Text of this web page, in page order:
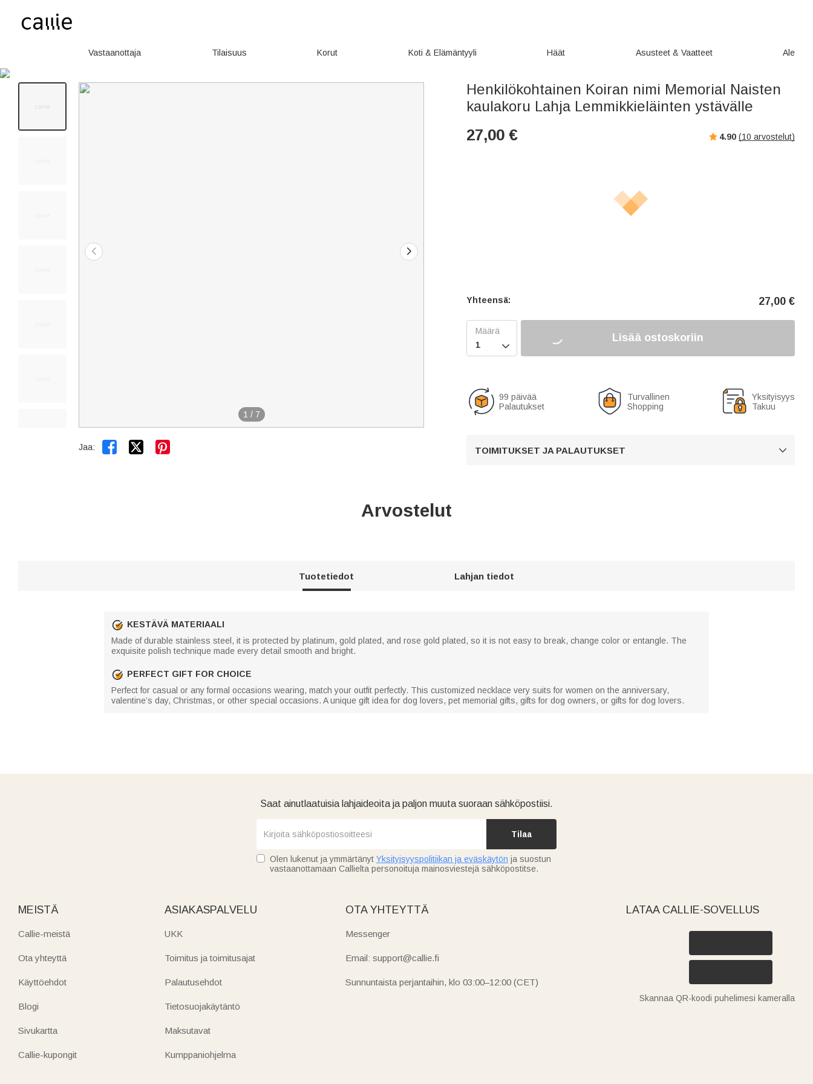
Vastaanottaja Tilaisuus Korut Koti & Elämäntyyli Häät Asusteet & Vaatteet Ale
1 / 7
Jaa:  
Henkilökohtainen Koiran nimi Memorial Naisten
kaulakoru Lahja Lemmikkieläinten ystävälle
27,00 € 4.90 (10 arvostelut)
Yhteensä: 27,00 €

Lisää ostoskoriin
99 päivää
Palautukset
Turvallinen
Shopping
Yksityisyys
Takuu
TOIMITUKSET JA PALAUTUKSET 
Arvostelut
Tuotetiedot Lahjan tiedot
KESTÄVÄ MATERIAALI
Made of durable stainless steel, it is protected by platinum, gold plated, and rose gold plated, so it is not easy to break, change color or entangle. The
exquisite polish technique made every detail smooth and bright.
PERFECT GIFT FOR CHOICE
Perfect for casual or any formal occasions wearing, match your outfit perfectly. This customized necklace very suits for women on the anniversary,
valentine’s day, Christmas, or other special occasions. A unique gift idea for dog lovers, pet memorial gifts, gifts for dog owners, or gifts for dog lovers.
Saat ainutlaatuisia lahjaideoita ja paljon muuta suoraan sähköpostiisi.
Tilaa
Olen lukenut ja ymmärtänyt Yksityisyyspolitiikan ja eväskäytön ja suostun
vastaanottamaan Callielta personoituja mainosviestejä sähköpostitse.
MEISTÄ
Callie-meistä
Ota yhteyttä
Käyttöehdot
Blogi
Sivukartta
Callie-kupongit
ASIAKASPALVELU
UKK
Toimitus ja toimitusajat
Palautusehdot
Tietosuojakäytäntö
Maksutavat
Kumppaniohjelma
OTA YHTEYTTÄ
Messenger
Email: support@callie.fi
Sunnuntaista perjantaihin, klo 03:00–12:00 (CET)
LATAA CALLIE-SOVELLUS
Skannaa QR-koodi puhelimesi kameralla